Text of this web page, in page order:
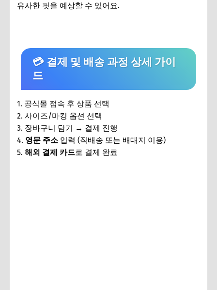
유사한 핏을 예상할 수 있어요.
💳 결제 및 배송 과정 상세 가이
드
1. 공식몰 접속 후 상품 선택
2. 사이즈/마킹 옵션 선택
3. 장바구니 담기 → 결제 진행
4. 영문 주소 입력 (직배송 또는 배대지 이용)
5. 해외 결제 카드로 결제 완료